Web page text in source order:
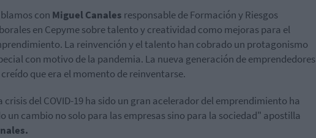
con Miguel Canales responsable de Formación y Riesgos
en Cepyme sobre talento y creatividad como mejoras para el
La reinvención y el talento han cobrado un protagonismo
con motivo de la pandemia. La nueva generación de emprendedores
que era el momento de reinventarse.
crisis del COVID-19 ha sido un gran acelerador del emprendimiento ha
un cambio no solo para las empresas sino para la sociedad" apostilla